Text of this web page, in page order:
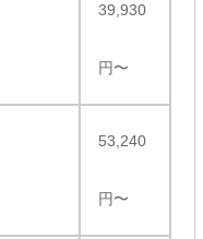
39,930
円〜
53,240
円〜